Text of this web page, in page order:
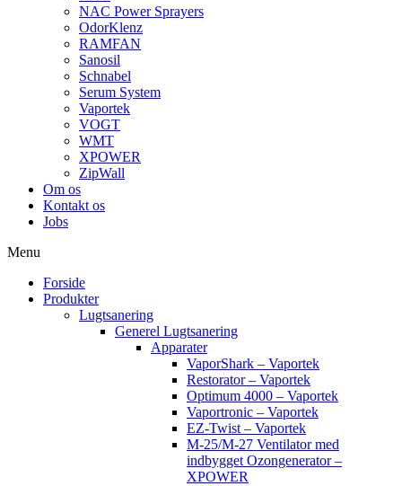
NAC Power Sprayers
OdorKlenz
RAMFAN
Sanosil
Schnabel
Serum System
Vaportek
VOGT
WMT
XPOWER
ZipWall
Om os
Kontakt os
Jobs
Menu
Forside
Produkter
Lugtsanering
Generel Lugtsanering
Apparater
VaporShark – Vaportek
Restorator – Vaportek
Optimum 4000 – Vaportek
Vaportronic – Vaportek
EZ-Twist – Vaportek
M-25/M-27 Ventilator med
indbygget Ozongenerator –
XPOWER